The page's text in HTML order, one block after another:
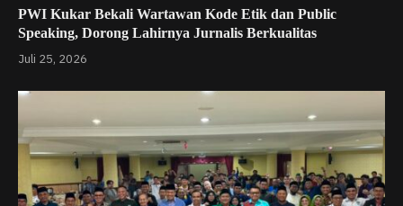
PWI Kukar Bekali Wartawan Kode Etik dan Public
Speaking, Dorong Lahirnya Jurnalis Berkualitas
Juli 25, 2026